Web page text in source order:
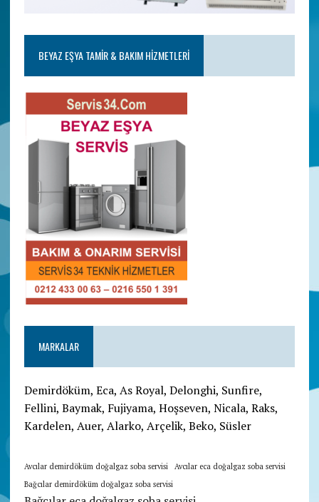
BEYAZ EŞYA TAMIR & BAKIM HIZMETLERI
MARKALAR
Demirdöküm, Eca, As Royal, Delonghi, Sunfire,
Fellini, Baymak, Fujiyama, Hoşseven, Nicala, Raks,
Kardelen, Auer, Alarko, Arçelik, Beko, Süsler
Avcılar demirdöküm doğalgaz soba servisi
Avcılar eca doğalgaz soba servisi
Bağcılar demirdöküm doğalgaz soba servisi